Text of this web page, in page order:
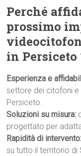
Perché
prossimo
in Persiceto
Esperienza e
settore dei citofoni e
Persiceto.
Soluzioni su misura:
progettato per
Rapidità di intervento:
su tutto il territorio di